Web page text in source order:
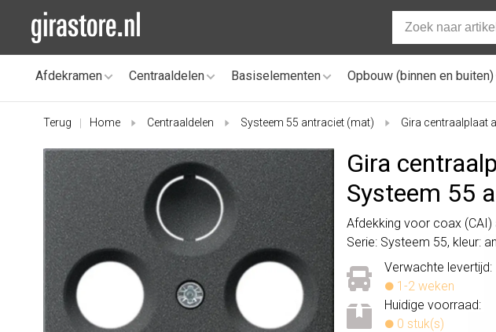
Afdekramen Centraaldelen Basiselementen Opbouw (binnen en buiten)
Terug Home Centraaldelen Systeem 55 antraciet (mat) Gira centraalplaat
Gira
Systeem 55
Afdekking voor coax
Serie: Systeem 55, kleur:
Verwachte levertijd:
1-2 weken
Huidige voorraad:
0 stuk(s)